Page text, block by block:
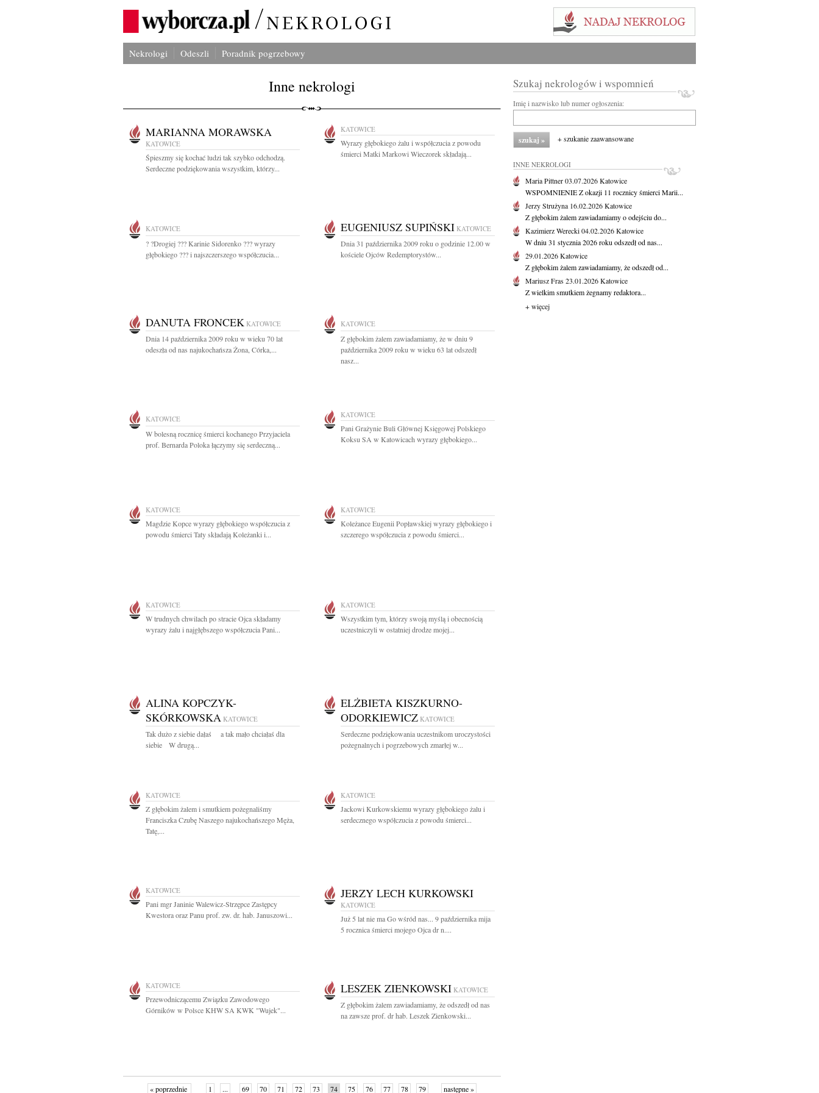
Nekrologi Odeszli Poradnik pogrzebowy
Inne nekrologi
MARIANNA MORAWSKA
KATOWICE
Śpieszmy się kochać ludzi tak szybko odchodzą.
Serdeczne podziękowania wszystkim, którzy...
KATOWICE
Wyrazy głębokiego żalu i współczucia z powodu
śmierci Matki Markowi Wieczorek składają...
KATOWICE
? ?Drogiej ??? Karinie Sidorenko ??? wyrazy
głębokiego ??? i najszczerszego współczucia...
EUGENIUSZ SUPIŃSKI KATOWICE
Dnia 31 października 2009 roku o godzinie 12.00 w
kościele Ojców Redemptorystów...
DANUTA FRONCEK KATOWICE
Dnia 14 października 2009 roku w wieku 70 lat
odeszła od nas najukochańsza Żona, Córka,...
KATOWICE
Z głębokim żalem zawiadamiamy, że w dniu 9
października 2009 roku w wieku 63 lat odszedł
nasz...
KATOWICE
W bolesną rocznicę śmierci kochanego Przyjaciela
prof. Bernarda Poloka łączymy się serdeczną...
KATOWICE
Pani Grażynie Buli Głównej Księgowej Polskiego
Koksu SA w Katowicach wyrazy głębokiego...
KATOWICE
Magdzie Kopce wyrazy głębokiego współczucia z
powodu śmierci Taty składają Koleżanki i...
KATOWICE
Koleżance Eugenii Popławskiej wyrazy głębokiego i
szczerego współczucia z powodu śmierci...
KATOWICE
W trudnych chwilach po stracie Ojca składamy
wyrazy żalu i najgłębszego współczucia Pani...
KATOWICE
Wszystkim tym, którzy swoją myślą i obecnością
uczestniczyli w ostatniej drodze mojej...
ALINA KOPCZYK-
SKÓRKOWSKA KATOWICE
Tak dużo z siebie dałaś a tak mało chciałaś dla
siebie W drugą...
ELŻBIETA KISZKURNO-
ODORKIEWICZ KATOWICE
Serdeczne podziękowania uczestnikom uroczystości
pożegnalnych i pogrzebowych zmarłej w...
KATOWICE
Z głębokim żalem i smutkiem pożegnaliśmy
Franciszka Czubę Naszego najukochańszego Męża,
Tatę,...
KATOWICE
Jackowi Kurkowskiemu wyrazy głębokiego żalu i
serdecznego współczucia z powodu śmierci...
KATOWICE
Pani mgr Janinie Walewicz-Strzępce Zastępcy
Kwestora oraz Panu prof. zw. dr. hab. Januszowi...
JERZY LECH KURKOWSKI
KATOWICE
Już 5 lat nie ma Go wśród nas... 9 października mija
5 rocznica śmierci mojego Ojca dr n....
KATOWICE
Przewodniczącemu Związku Zawodowego
Górników w Polsce KHW SA KWK "Wujek"...
LESZEK ZIENKOWSKI KATOWICE
Z głębokim żalem zawiadamiamy, że odszedł od nas
na zawsze prof. dr hab. Leszek Zienkowski...
« poprzednie 1 ... 69 70 71 72 73 74 75 76 77 78 79 następne »
Szukaj nekrologów i wspomnień
Imię i nazwisko lub numer ogłoszenia:
+ szukanie zaawansowane
INNE NEKROLOGI
Maria Pittner03.07.2026Katowice
WSPOMNIENIE Z okazji 11 rocznicy śmierci Marii...
Jerzy Strużyna 16.02.2026Katowice
Z głębokim żalem zawiadamiamy o odejściu do...
Kazimierz Werecki04.02.2026Katowice
W dniu 31 stycznia 2026 roku odszedł od nas...
29.01.2026Katowice
Z głębokim żalem zawiadamiamy, że odszedł od...
Mariusz Fras23.01.2026Katowice
Z wielkim smutkiem żegnamy redaktora...
+ więcej